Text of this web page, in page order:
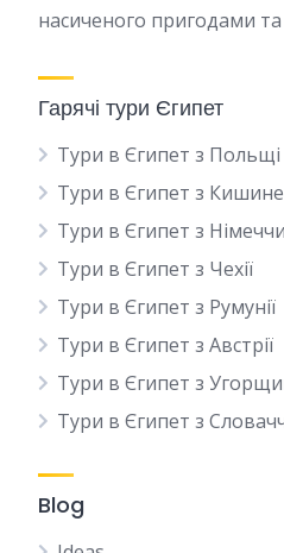
насиченого пригодами
Гарячі тури Єгипет
Тури в Єгипет з Польщі
Тури в Єгипет з
Тури в Єгипет з
Тури в Єгипет з Чехії
Тури в Єгипет з Румунії
Тури в Єгипет з Австрії
Тури в Єгипет з
Тури в Єгипет з
Blog